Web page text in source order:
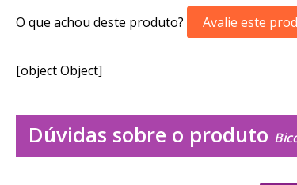
O que achou deste produto? Avalie este
[object Object]
Dúvidas sobre o produto